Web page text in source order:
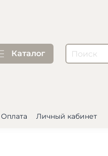
Каталог
Оплата Личный кабинет